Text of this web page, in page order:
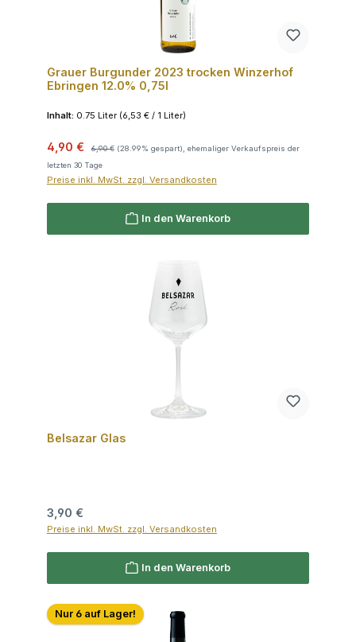
Grauer Burgunder 2023 trocken Winzerhof
Ebringen 12.0% 0,75l
Inhalt: 0.75 Liter (6,53 € / 1 Liter)
Verkaufspreis:
4,90 € 6,90 € (28.99% gespart), ehemaliger Verkaufspreis der
letzten 30 Tage
Preise inkl. MwSt. zzgl. Versandkosten
In den Warenkorb
Belsazar Glas
Regulärer Preis:
3,90 €
Preise inkl. MwSt. zzgl. Versandkosten
In den Warenkorb
Nur 6 auf Lager!